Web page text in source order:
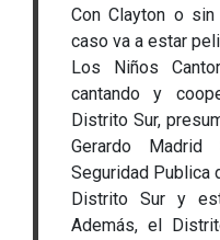
Con Clayton o
caso va a estar
Los Niños
cantando y
Distrito Sur,
Gerardo
Seguridad Publica
Distrito Sur y
Además, el